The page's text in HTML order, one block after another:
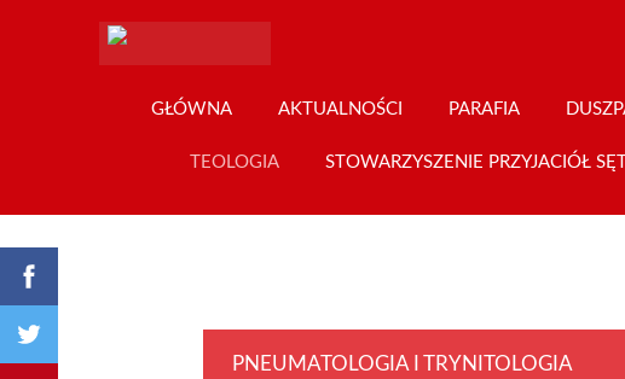
GŁÓWNA AKTUALNOŚCI PARAFIA
TEOLOGIA STOWARZYSZENIE PRZYJACIÓŁ
PNEUMATOLOGIA I TRYNITOLOGIA